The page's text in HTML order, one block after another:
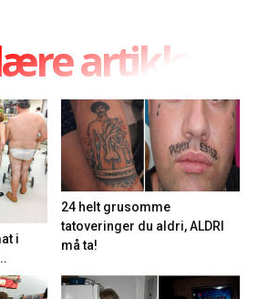
artikler
i
24 helt grusomme
tatoveringer du aldri, ALDRI
må ta!